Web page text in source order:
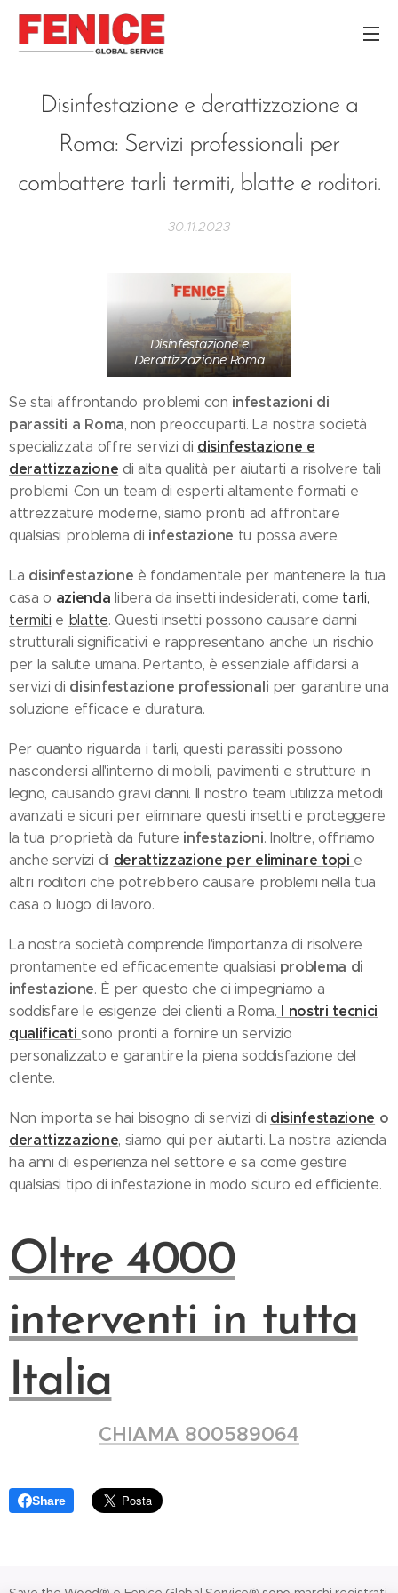
Disinfestazione e derattizzazione a
Roma: Servizi professionali per
combattere tarli termiti, blatte e roditori.
30.11.2023
Disinfestazione e
Derattizzazione Roma
Se stai affrontando problemi con infestazioni di
parassiti a Roma, non preoccuparti. La nostra società
specializzata offre servizi di disinfestazione e
derattizzazione di alta qualità per aiutarti a risolvere tali
problemi. Con un team di esperti altamente formati e
attrezzature moderne, siamo pronti ad affrontare
qualsiasi problema di infestazione tu possa avere.
La disinfestazione è fondamentale per mantenere la tua
casa o azienda libera da insetti indesiderati, come tarli,
termiti e blatte. Questi insetti possono causare danni
strutturali significativi e rappresentano anche un rischio
per la salute umana. Pertanto, è essenziale affidarsi a
servizi di disinfestazione professionali per garantire una
soluzione efficace e duratura.
Per quanto riguarda i tarli, questi parassiti possono
nascondersi all'interno di mobili, pavimenti e strutture in
legno, causando gravi danni. Il nostro team utilizza metodi
avanzati e sicuri per eliminare questi insetti e proteggere
la tua proprietà da future infestazioni. Inoltre, offriamo
anche servizi di derattizzazione per eliminare topi e
altri roditori che potrebbero causare problemi nella tua
casa o luogo di lavoro.
La nostra società comprende l'importanza di risolvere
prontamente ed efficacemente qualsiasi problema di
infestazione. È per questo che ci impegniamo a
soddisfare le esigenze dei clienti a Roma. I nostri tecnici
qualificatisono pronti a fornire un servizio
personalizzato e garantire la piena soddisfazione del
cliente.
Non importa se hai bisogno di servizi di disinfestazione o
derattizzazione, siamo qui per aiutarti. La nostra azienda
ha anni di esperienza nel settore e sa come gestire
qualsiasi tipo di infestazione in modo sicuro ed efficiente.
Oltre 4000
interventi in tutta
Italia
CHIAMA 800589064
Share